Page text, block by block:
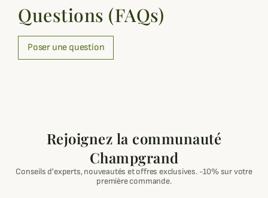
Questions (FAQs)
Poser une question
Rejoignez la communauté
Champgrand
Conseils d'experts, nouveautés et offres exclusives. -10% sur votre
première commande.